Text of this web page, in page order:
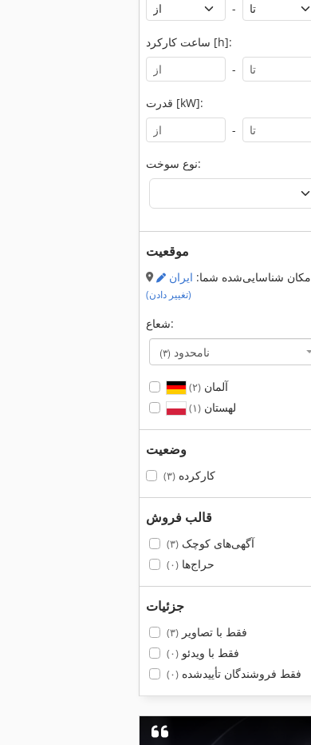
-
ساعت کارکرد [h]:
-
قدرت [kW]:
-
نوع سوخت:
موقعیت
مکان شناسایی‌شده شما: ایران
(تغییر دادن)
شعاع:
نامحدود (۳)
آلمان(۲)
لهستان(۱)
وضعیت
کارکرده(۳)
قالب فروش
آگهی‌های کوچک(۳)
حراج‌ها(۰)
جزئیات
فقط با تصاویر(۳)
فقط با ویدئو(۰)
فقط فروشندگان تأییدشده(۰)